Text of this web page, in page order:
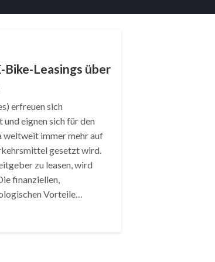
Bike-Leasings über
erfreuen sich
eignen sich für den
weltweit immer mehr auf
gesetzt wird.
zu leasen, wird
finanziellen,
Vorteile…